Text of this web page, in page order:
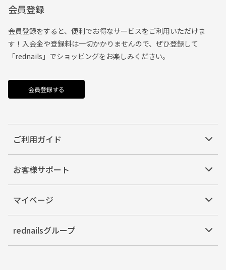
会員登録
会員登録をすると、便利でお得なサービスをご利用いただけま
す！入会金や登録料は一切かかりませんので、ぜひ登録して
「rednails」でショッピングをお楽しみください。
会員登録する
ご利用ガイド
お客様サポート
マイページ
rednailsグループ